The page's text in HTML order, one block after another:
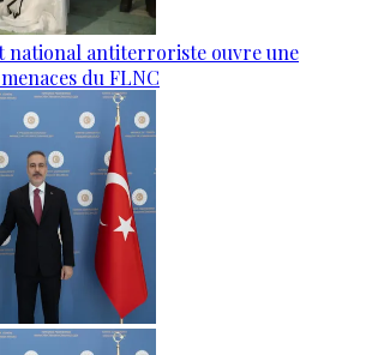
national antiterroriste ouvre une
du FLNC